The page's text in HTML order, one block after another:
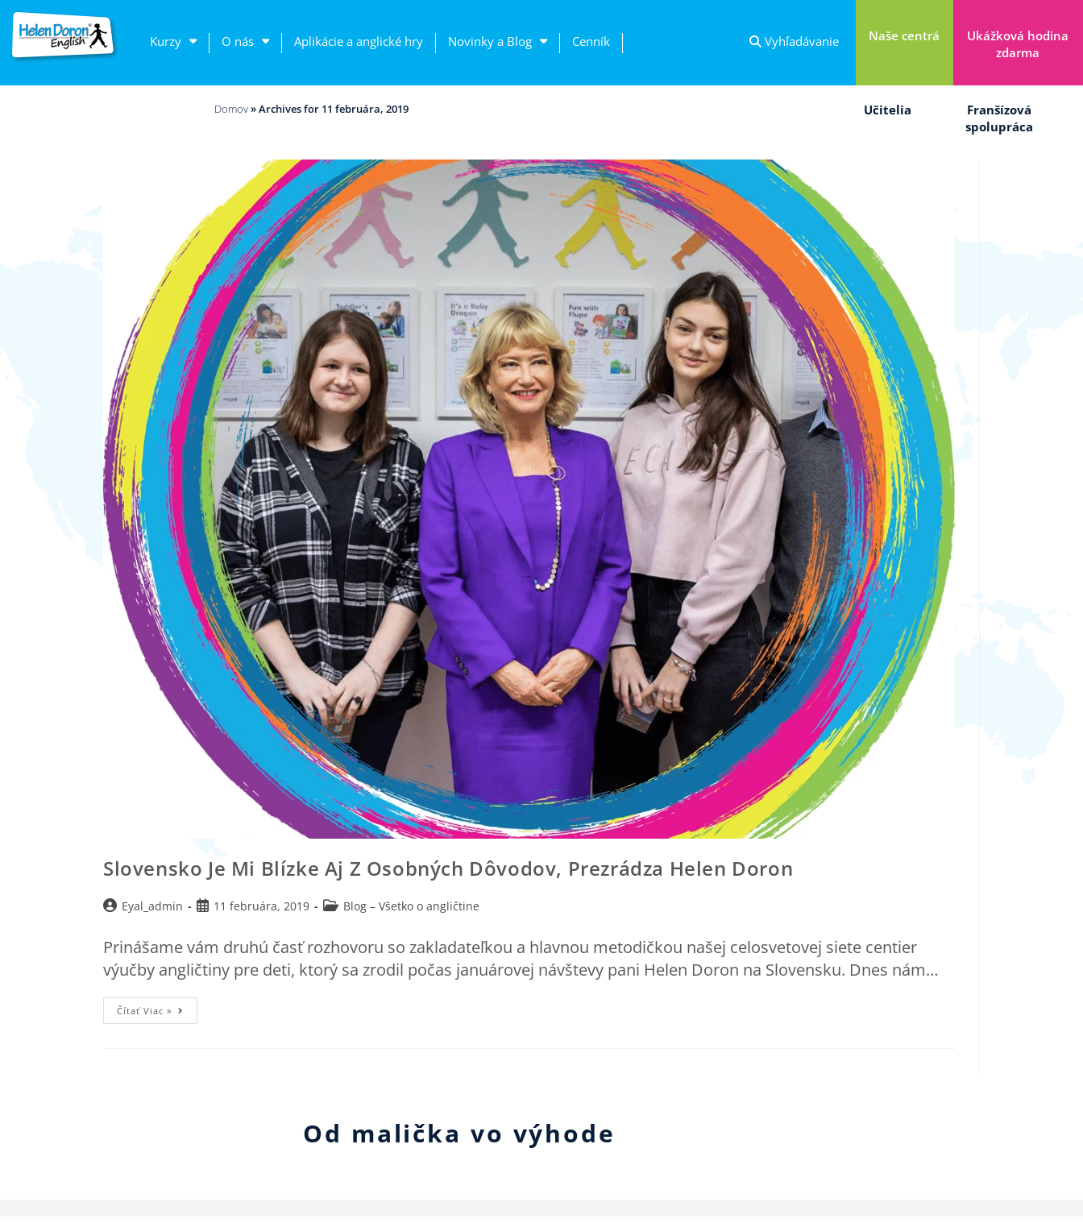
Kurzy O nás Aplikácie a anglické hry Novinky a Blog Cenník Vyhľadávanie Naše centrá
Ukážková hodina
zdarma
Domov»Archives for 11 februára, 2019 Učitelia
Franšízová
spolupráca
Slovensko Je Mi Blízke Aj Z Osobných Dôvodov, Prezrádza Helen Doron
Eyal_admin 11 februára, 2019 Blog – Všetko o angličtine
Prinášame vám druhú časť rozhovoru so zakladateľkou a hlavnou metodičkou našej celosvetovej siete centier
výučby angličtiny pre deti, ktorý sa zrodil počas januárovej návštevy pani Helen Doron na Slovensku. Dnes nám…
Čítať Viac »
Od malička vo výhode